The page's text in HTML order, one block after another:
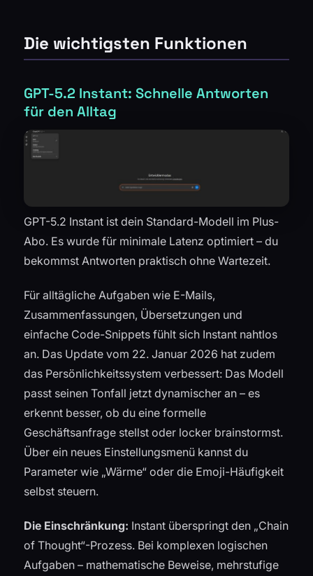
Die wichtigsten Funktionen
GPT-5.2 Instant: Schnelle Antworten
für den Alltag
GPT-5.2 Instant ist dein Standard-Modell im Plus-
Abo. Es wurde für minimale Latenz optimiert – du
bekommst Antworten praktisch ohne Wartezeit.
Für alltägliche Aufgaben wie E-Mails,
Zusammenfassungen, Übersetzungen und
einfache Code-Snippets fühlt sich Instant nahtlos
an. Das Update vom 22. Januar 2026 hat zudem
das Persönlichkeitssystem verbessert: Das Modell
passt seinen Tonfall jetzt dynamischer an – es
erkennt besser, ob du eine formelle
Geschäftsanfrage stellst oder locker brainstormst.
Über ein neues Einstellungsmenü kannst du
Parameter wie „Wärme“ oder die Emoji-Häufigkeit
selbst steuern.
Die Einschränkung: Instant überspringt den „Chain
of Thought“-Prozess. Bei komplexen logischen
Aufgaben – mathematische Beweise, mehrstufige